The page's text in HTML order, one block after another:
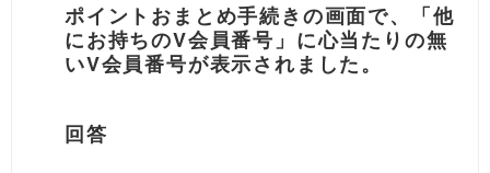
ポイントおまとめ手続きの画面で、「他
にお持ちのV会員番号」に心当たりの無
いV会員番号が表示されました。